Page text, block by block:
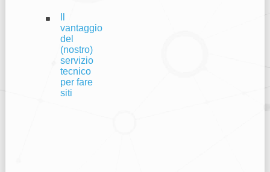
vantaggio
del
(nostro)
servizio
tecnico
per fare
siti